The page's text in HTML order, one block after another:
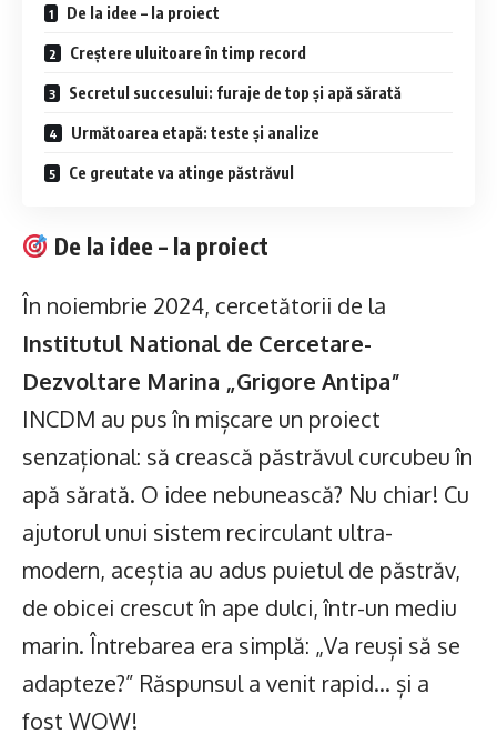
De la idee – la proiect
Creștere uluitoare în timp record
Secretul succesului: furaje de top și apă sărată
Următoarea etapă: teste și analize
Ce greutate va atinge păstrăvul
De la idee – la proiect
În noiembrie 2024, cercetătorii de la
Institutul National de Cercetare-
Dezvoltare Marina „Grigore Antipa”
INCDM au pus în mișcare un proiect
senzațional: să crească păstrăvul curcubeu în
apă sărată. O idee nebunească? Nu chiar! Cu
ajutorul unui sistem recirculant ultra-
modern, aceștia au adus puietul de păstrăv,
de obicei crescut în ape dulci, într-un mediu
marin. Întrebarea era simplă: „Va reuși să se
adapteze?” Răspunsul a venit rapid… și a
fost WOW!